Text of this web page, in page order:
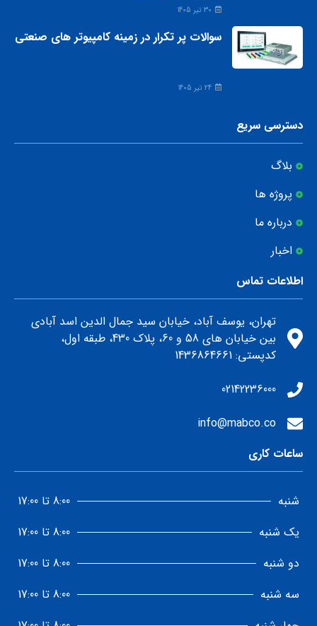
30 تیر 1405
سوالات پر تکرار در زمینه کامپیوتر های صنعتی
24 تیر 1405
دسترسی سریع
بلاگ
پروژه ها
درباره ما
اخبار
اطلاعات تماس
تهران، یوسف آباد، خیابان سید جمال الدین اسد آبادی
بین خیابان های 58 و 60، پلاک 430، طبقه اول،
كدپستي: 1436864661
02142236000
info@mabco.co
ساعات کاری
شنبه
8:00 تا 17:00
یک شنبه
8:00 تا 17:00
دو شنبه
8:00 تا 17:00
سه شنبه
8:00 تا 17:00